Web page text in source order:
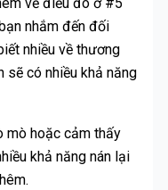
về điều đó ở #5
nhắm đến đối
nhiều về thương
sẽ có nhiều khả năng
mò hoặc cảm thấy
khả năng nán lại